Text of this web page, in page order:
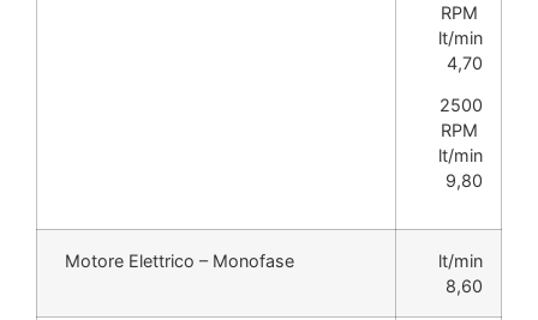
RPM
lt/min
4,70
2500
RPM
lt/min
9,80
Motore Elettrico – Monofase
lt/min
8,60